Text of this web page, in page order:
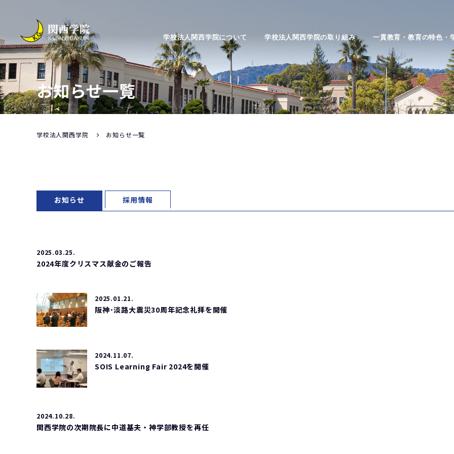
学校法人関西学院について 学校法人関西学院の取り組み 一貫教育・教育の特色・
お知らせ一覧
学校法人関西学院 お知らせ一覧
お知らせ 採用情報
2025.03.25.
2024年度クリスマス献金のご報告
2025.01.21.
阪神･淡路大震災30周年記念礼拝を開催
2024.11.07.
SOIS Learning Fair 2024を開催
2024.10.28.
関西学院の次期院長に中道基夫・神学部教授を再任